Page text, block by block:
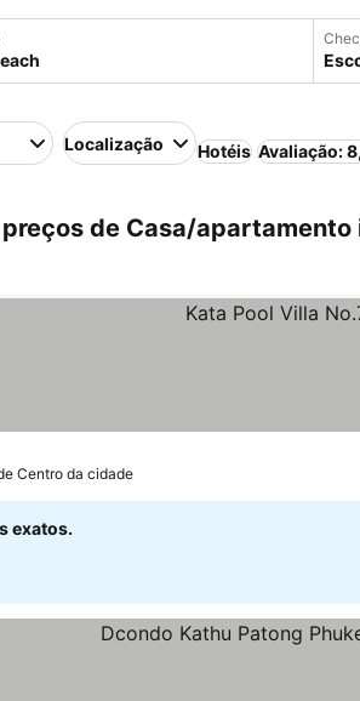
Localização Hotéis Avaliação:
de Casa/apartamento
Centro da cidade
exatos.